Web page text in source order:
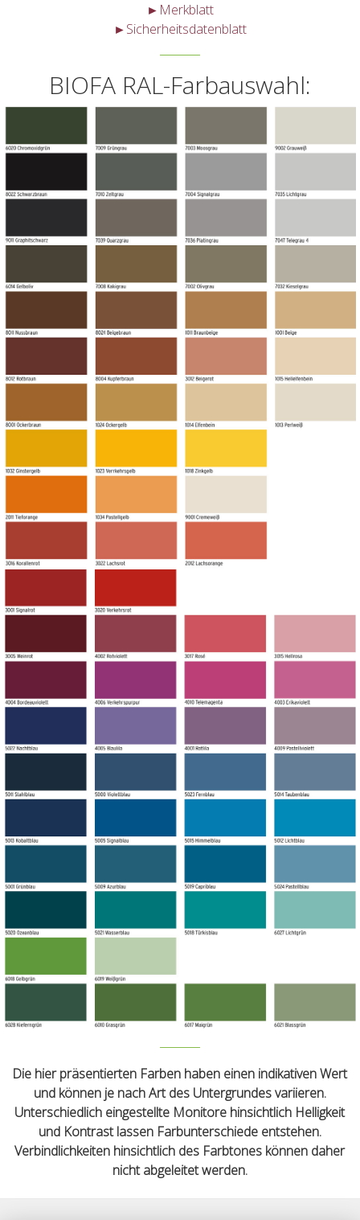
►Merkblatt
►Sicherheitsdatenblatt
BIOFA RAL-Farbauswahl:
Die hier präsentierten Farben haben einen indikativen Wert
und können je nach Art des Untergrundes variieren.
Unterschiedlich eingestellte Monitore hinsichtlich Helligkeit
und Kontrast lassen Farbunterschiede entstehen.
Verbindlichkeiten hinsichtlich des Farbtones können daher
nicht abgeleitet werden.